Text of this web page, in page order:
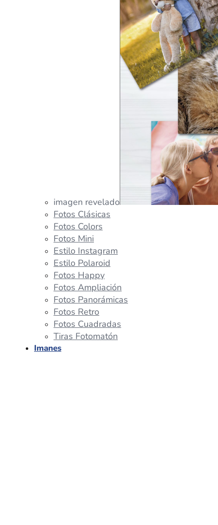
imagen revelado
Fotos Clásicas
Fotos Colors
Fotos Mini
Estilo Instagram
Estilo Polaroid
Fotos Happy
Fotos Ampliación
Fotos Panorámicas
Fotos Retro
Fotos Cuadradas
Tiras Fotomatón
Imanes